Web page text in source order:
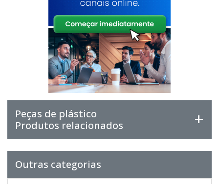
Peças de plástico
Produtos relacionados
Outras categorias